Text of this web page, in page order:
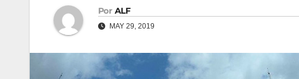
Por ALF
MAY 29, 2019